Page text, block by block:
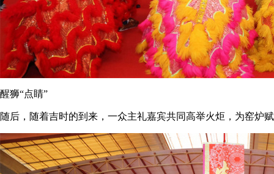
醒狮“点睛”
随后，随着吉时的到来，一众主礼嘉宾共同高举火炬，为窑炉